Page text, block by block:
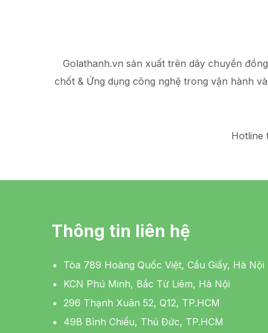
Golathanh.vn sản xuất trên dây chuyền
chốt & Ứng dụng công nghệ trong vận hành
Hotline
Thông tin liên hệ
Tòa 789 Hoàng Quốc Việt, Cầu Giấy, Hà Nội
KCN Phú Minh, Bắc Từ Liêm, Hà Nội
296 Thạnh Xuân 52, Q12, TP.HCM
49B Bình Chiểu, Thủ Đức, TP.HCM